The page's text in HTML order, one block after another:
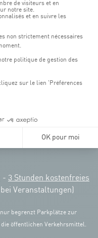
activity.
"Coque"
- 3 Stunden kostenfreies
Veranstaltungen)
begrenzt Parkplätze zur
öffentlichen Verkehrsmittel.